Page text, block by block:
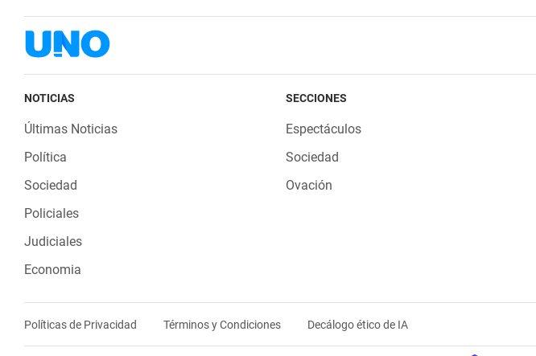
NOTICIAS
Últimas Noticias
Política
Sociedad
Policiales
Judiciales
Economia
SECCIONES
Espectáculos
Sociedad
Ovación
Políticas de Privacidad Términos y Condiciones Decálogo ético de IA